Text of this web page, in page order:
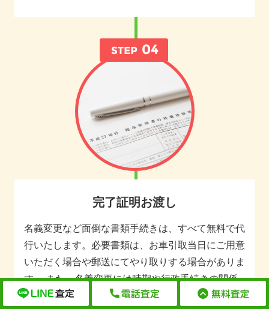
完了証明お渡し
名義変更など面倒な書類手続きは、すべて無料で代
行いたします。必要書類は、お車引取当日にご用意
いただく場合や郵送にてやり取りする場合がありま
す。 また、名義変更には時期や行政手続きの関係
で1週間～1か月ほどかかります。手続きが完了し